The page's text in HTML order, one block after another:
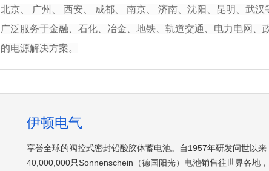
北京、 广州、 西安、 成都、 南京、 济南、沈阳、昆明
武汉
广泛服务于金融、石化、冶金、地铁、轨道交通、电力电网
的电源解决方案。
伊顿电气
享誉全球的阀控式密封铅酸胶体蓄电池。自1957年研发问世以
40,000,000只Sonnenschein（德国阳光）电池销售往世界各地